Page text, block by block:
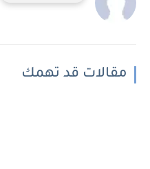
مقالات قد تهمك